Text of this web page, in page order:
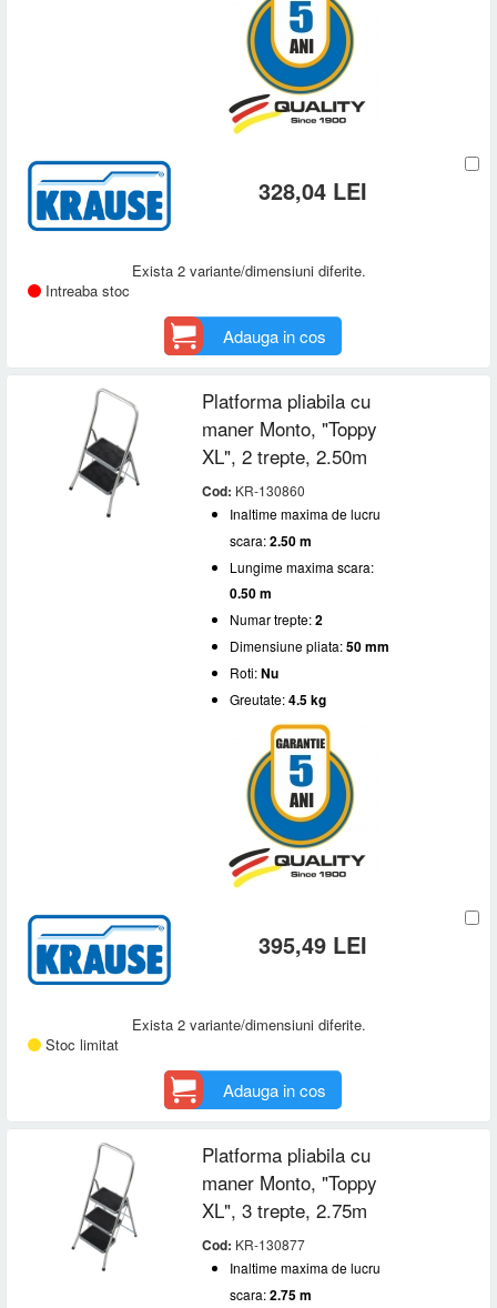
328,04 LEI
Exista 2 variante/dimensiuni diferite.
Intreaba stoc
Adauga in cos
Platforma pliabila cu
maner Monto, "Toppy
XL", 2 trepte, 2.50m
Cod: KR-130860
Inaltime maxima de lucru
scara:2.50 m
Lungime maxima scara:
0.50 m
Numar trepte:2
Dimensiune pliata:50 mm
Roti:Nu
Greutate:4.5 kg
395,49 LEI
Exista 2 variante/dimensiuni diferite.
Stoc limitat
Adauga in cos
Platforma pliabila cu
maner Monto, "Toppy
XL", 3 trepte, 2.75m
Cod: KR-130877
Inaltime maxima de lucru
scara:2.75 m